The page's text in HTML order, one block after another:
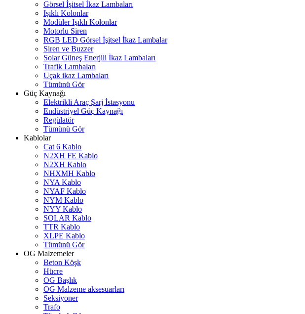
Görsel İşitsel İkaz Lambaları
Işıklı Kolonlar
Modüler Işıklı Kolonlar
Motorlu Siren
RGB LED Görsel İşitsel İkaz Lambalar
Siren ve Buzzer
Solar Güneş Enerjili İkaz Lambaları
Trafik Lambaları
Uçak ikaz Lambaları
Tümünü Gör
Güç Kaynağı
Elektrikli Araç Şarj İstasyonu
Endüstriyel Güç Kaynağı
Regülatör
Tümünü Gör
Kablolar
Cat 6 Kablo
N2XH FE Kablo
N2XH Kablo
NHXMH Kablo
NYA Kablo
NYAF Kablo
NYM Kablo
NYY Kablo
SOLAR Kablo
TTR Kablo
XLPE Kablo
Tümünü Gör
OG Malzemeler
Beton Köşk
Hücre
OG Başlık
OG Malzeme aksesuarları
Seksiyoner
Trafo